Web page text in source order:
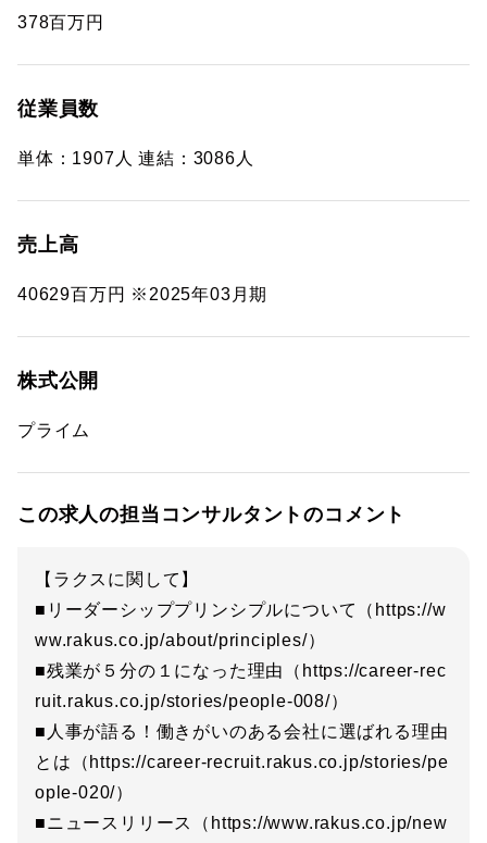
378百万円
従業員数
単体：1907人 連結：3086人
売上高
40629百万円 ※2025年03月期
株式公開
プライム
この求人の担当コンサルタントのコメント
【ラクスに関して】
■リーダーシッププリンシプルについて（https://w
ww.rakus.co.jp/about/principles/）
■残業が５分の１になった理由（https://career-rec
ruit.rakus.co.jp/stories/people-008/）
■人事が語る！働きがいのある会社に選ばれる理由
とは（https://career-recruit.rakus.co.jp/stories/pe
ople-020/）
■ニュースリリース（https://www.rakus.co.jp/new